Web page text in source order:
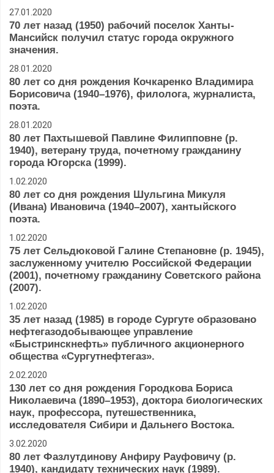
27.01.2020
70 лет назад (1950) рабочий поселок Ханты-
Мансийск получил статус города окружного
значения.
28.01.2020
80 лет со дня рождения Кочкаренко Владимира
Борисовича (1940–1976), филолога, журналиста,
поэта.
28.01.2020
80 лет Пахтышевой Павлине Филипповне (р.
1940), ветерану труда, почетному гражданину
города Югорска (1999).
1.02.2020
80 лет со дня рождения Шульгина Микуля
(Ивана) Ивановича (1940–2007), хантыйского
поэта.
1.02.2020
75 лет Сельдюковой Галине Степановне (р. 1945),
заслуженному учителю Российской Федерации
(2001), почетному гражданину Советского района
(2007).
1.02.2020
35 лет назад (1985) в городе Сургуте образовано
нефтегазодобывающее управление
«Быстринскнефть» публичного акционерного
общества «Сургутнефтегаз».
2.02.2020
130 лет со дня рождения Городкова Бориса
Николаевича (1890–1953), доктора биологических
наук, профессора, путешественника,
исследователя Сибири и Дальнего Востока.
3.02.2020
80 лет Фазлутдинову Анфиру Рауфовичу (р.
1940), кандидату технических наук (1989).